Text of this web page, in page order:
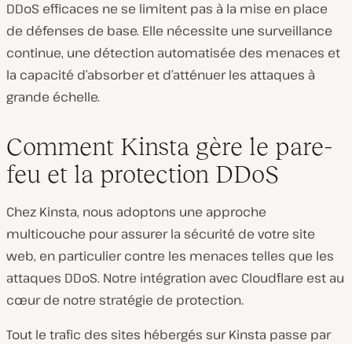
DDoS efficaces ne se limitent pas à la mise en place
de défenses de base. Elle nécessite une surveillance
continue, une détection automatisée des menaces et
la capacité d’absorber et d’atténuer les attaques à
grande échelle.
Comment Kinsta gère le pare-
feu et la protection DDoS
Chez Kinsta, nous adoptons une approche
multicouche pour assurer la sécurité de votre site
web, en particulier contre les menaces telles que les
attaques DDoS. Notre intégration avec Cloudflare est au
cœur de notre stratégie de protection.
Tout le trafic des sites hébergés sur Kinsta passe par